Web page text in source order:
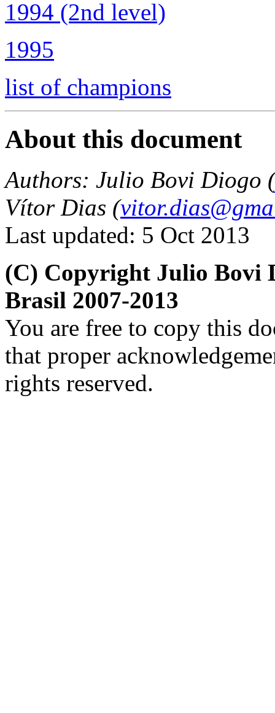
1994 (2nd level)
1995
list of champions
About this document
Authors: Julio Bovi Diogo (
Vítor Dias (
Last updated: 5 Oct 2013
(C) Copyright Julio Bovi
Brasil 2007-2013
You are free to copy this
that proper
rights reserved.